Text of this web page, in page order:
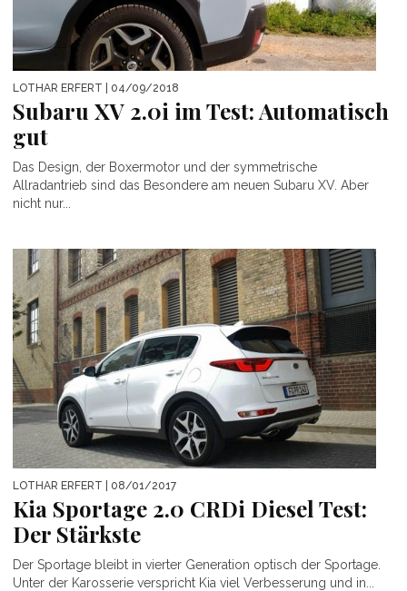
LOTHAR ERFERT | 04/09/2018
Subaru XV 2.0i im Test: Automatisch
gut
Das Design, der Boxermotor und der symmetrische
Allradantrieb sind das Besondere am neuen Subaru XV. Aber
nicht nur...
LOTHAR ERFERT | 08/01/2017
Kia Sportage 2.0 CRDi Diesel Test:
Der Stärkste
Der Sportage bleibt in vierter Generation optisch der Sportage.
Unter der Karosserie verspricht Kia viel Verbesserung und in...